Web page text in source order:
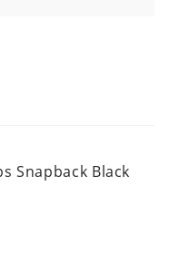
Snapback Black